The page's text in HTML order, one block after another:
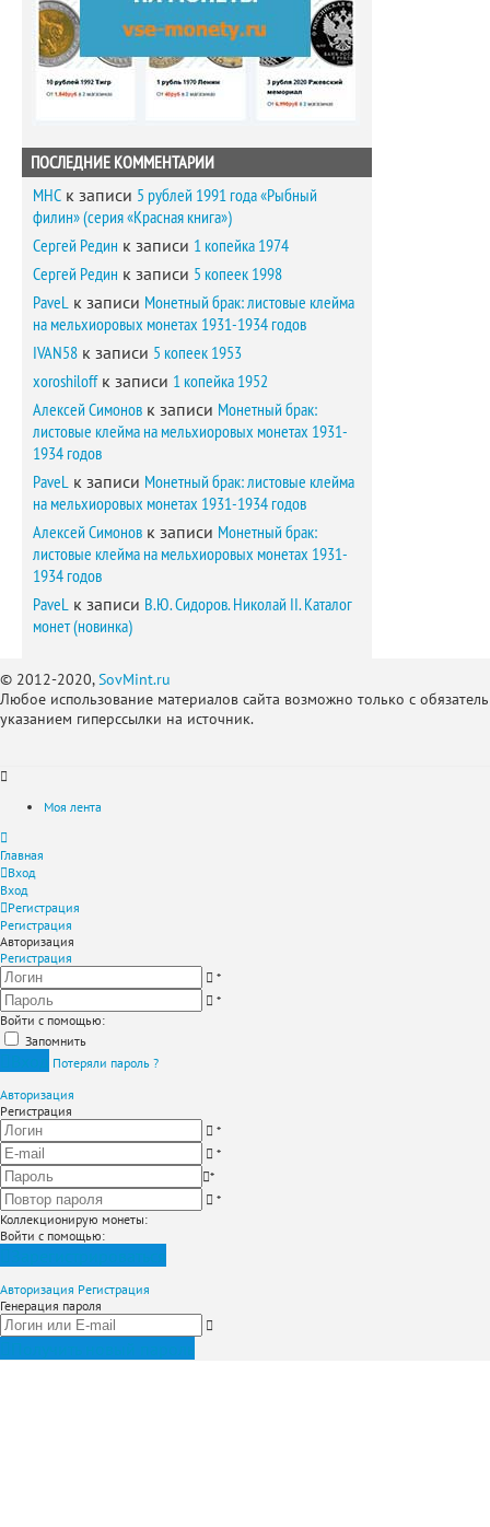
ПОСЛЕДНИЕ КОММЕНТАРИИ
MHC к записи 5 рублей 1991 года «Рыбный
филин» (серия «Красная книга»)
Сергей Редин к записи 1 копейка 1974
Сергей Редин к записи 5 копеек 1998
PaveL к записи Монетный брак: листовые клейма
на мельхиоровых монетах 1931-1934 годов
IVAN58 к записи 5 копеек 1953
xoroshiloffк записи 1 копейка 1952
Алексей Симонов к записи Монетный брак:
листовые клейма на мельхиоровых монетах 1931-
1934 годов
PaveL к записи Монетный брак: листовые клейма
на мельхиоровых монетах 1931-1934 годов
Алексей Симонов к записи Монетный брак:
листовые клейма на мельхиоровых монетах 1931-
1934 годов
PaveL к записи В.Ю. Сидоров. Николай II. Каталог
монет (новинка)
© 2012-2020,SovMint.ru
Любое использование материалов сайта возможно только с
указанием гиперссылки на источник.
Моя лента
Главная
Вход
Вход
Регистрация
Регистрация
Авторизация
Регистрация
*
*
Войти с помощью:
Запомнить
Потеряли пароль ?
Авторизация
Регистрация
*
*
*
*
Коллекционирую монеты:
Войти с помощью:
Авторизация Регистрация
Генерация пароля